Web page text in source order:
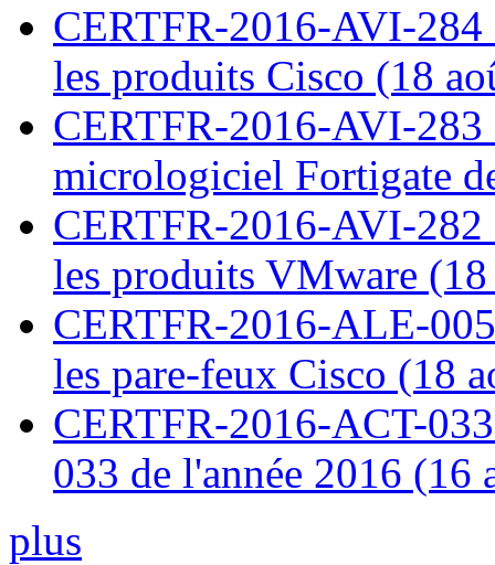
CERTFR-2016-AVI-
les produits Cisco (18
CERTFR-2016-AVI-
micrologiciel Fortigate
CERTFR-2016-AVI-
les produits VMware
CERTFR-2016-ALE-
les pare-feux Cisco (18
CERTFR-2016-ACT-
033 de l'année 2016 (16
plus